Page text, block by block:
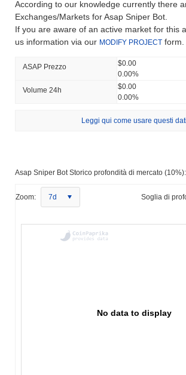
According to our knowledge currently there
Exchanges/Markets for Asap Sniper Bot.
If you are aware of an active market for this
us information via our MODIFY PROJECT form.
ASAP Prezzo
$0.00
0.00%
Volume 24h
$0.00
0.00%
Leggi qui come usare questi dati
Asap Sniper Bot Storico profondità di mercato (10%):
Zoom: 7d Soglia di
No data to display